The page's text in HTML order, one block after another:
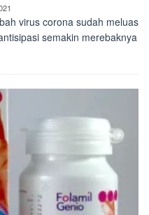
virus corona sudah meluas
semakin merebaknya